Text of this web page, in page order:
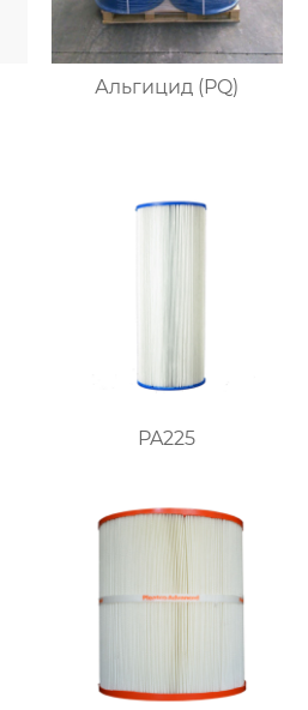
Альгицид (PQ)
PA225